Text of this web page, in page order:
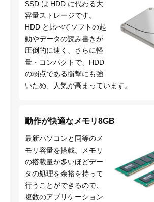
SSD は HDD に代わる大
容量ストレージです。
HDD と比べてソフトの起
動やデータの読み書きが
圧倒的に速く、さらに軽
量・コンパクトで、HDD
の弱点である衝撃にも強
いため、人気が高まっています。
動作が快適なメモリ8GB
最新パソコンと同等のメ
モリ容量を搭載。メモリ
の搭載量が多いほどデー
タの処理を余裕を持って
行うことができるので、
複数のアプリケーション